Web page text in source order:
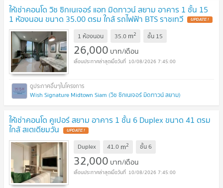
ให้เช่าคอนโด วิช ซิกเนเจอร์ แอท มิดทาวน์ สยาม อาคาร 1 ชั้น 15
1 ห้องนอน ขนาด 35.00 ตรม ใกล้ รถไฟฟ้า BTS ราชเทวี UPDATE !
1 ห้องนอน 35.0 m2 ชั้น 15
26,000 บาท/เดือน
10/08/2026 7:45:00
Wish Signature Midtown Siam (วิช ซิกเนเจอร์ มิดทาวน์ สยาม)
ให้เช่าคอนโด คูเปอร์ สยาม อาคาร 1 ชั้น 6 Duplex ขนาด 41 ตรม
ใกล้ สเตเดียมวัน UPDATE !
Duplex 41.0 m2 ชั้น6
32,000 บาท/เดือน
10/08/2026 7:45:00